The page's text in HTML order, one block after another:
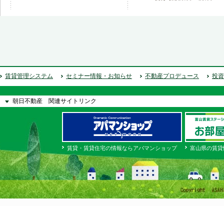
賃貸管理システム セミナー情報・お知らせ 不動産プロデュース 投
朝日不動産 関連サイトリンク
賃貸・賃貸住宅の情報ならアパマンショップ 富山県の賃